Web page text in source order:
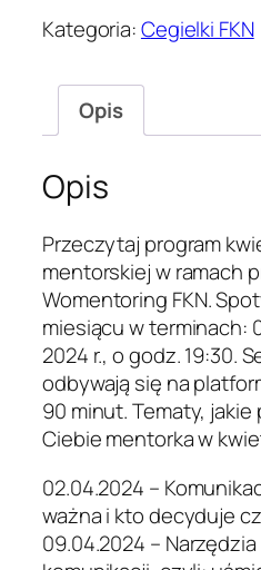
–
komunikacja
pracy
i
w
rodzinie,
Katarzyna
Książkiewicz
Kategoria:Cegielki FKN
Opis
Opis
Przeczytaj program
mentorskiej w ramach
Womentoring FKN.
miesiącu w terminach:
2024 r., o godz. 19:30.
odbywają się na
90 minut. Tematy, jakie
Ciebie mentorka w
02.04.2024 –
ważna i kto decyduje
09.04.2024 –